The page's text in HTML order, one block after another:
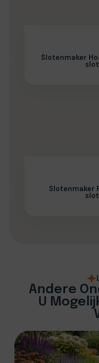
Slotenmaker
Slotenmaker
Andere
U